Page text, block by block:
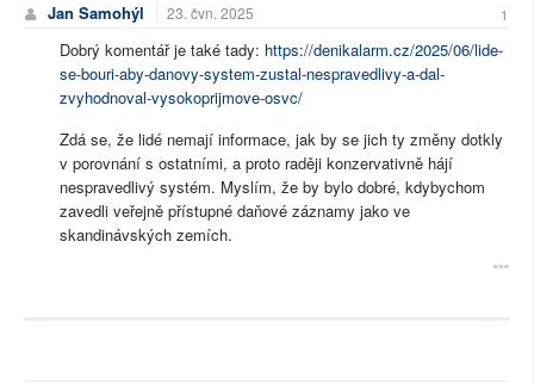
Jan Samohýl 23. čvn. 2025 1
Dobrý komentář je také tady: https://denikalarm.cz/2025/06/lide-
se-bouri-aby-danovy-system-zustal-nespravedlivy-a-dal-
zvyhodnoval-vysokoprijmove-osvc/
Zdá se, že lidé nemají informace, jak by se jich ty změny dotkly
v porovnání s ostatními, a proto raději konzervativně hájí
nespravedlivý systém. Myslím, že by bylo dobré, kdybychom
zavedli veřejně přístupné daňové záznamy jako ve
skandinávských zemích.